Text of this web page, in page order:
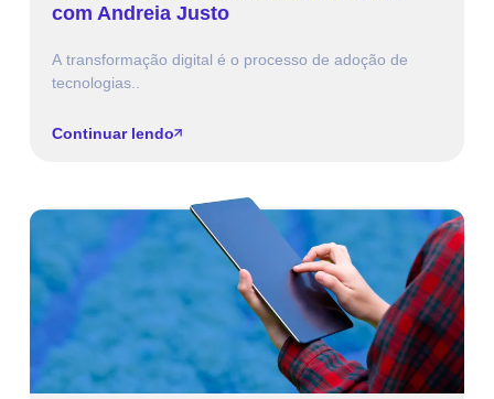
com Andreia Justo
A transformação digital é o processo de adoção de
tecnologias..
Continuar lendo